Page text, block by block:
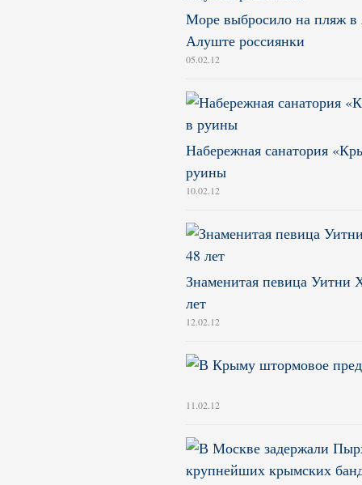
Море выбросило на пляж
Алуште россиянки
05.02.12
Набережная санатория
руины
10.02.12
Знаменитая певица Уитни
лет
12.02.12
11.02.12